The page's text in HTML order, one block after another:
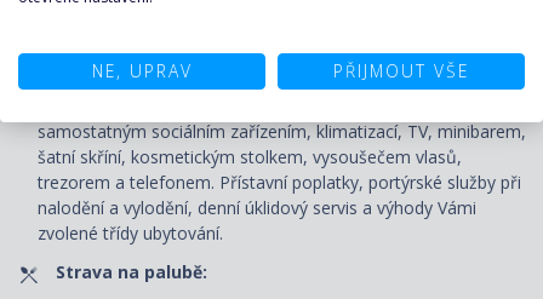
CENA ZAHRNUJE
Plavba:
samostatným sociálním zařízením, klimatizací, TV, minibarem,
šatní skříní, kosmetickým stolkem, vysoušečem vlasů,
trezorem a telefonem. Přístavní poplatky, portýrské služby při
nalodění a vylodění, denní úklidový servis a výhody Vámi
zvolené třídy ubytování.
Strava na palubě:
NE, UPRAV PŘIJMOUT VŠE